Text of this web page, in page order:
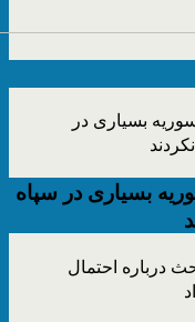
بسیاری در سپاه